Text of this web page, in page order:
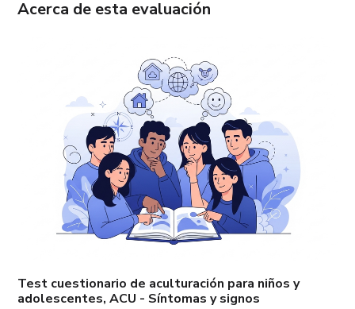
Acerca de esta evaluación
Test cuestionario de aculturación para niños y
adolescentes, ACU - Síntomas y signos